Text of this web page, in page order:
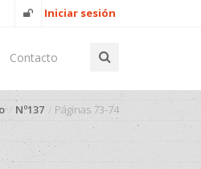
Iniciar sesión
Contacto
Nº137 Páginas 73-74